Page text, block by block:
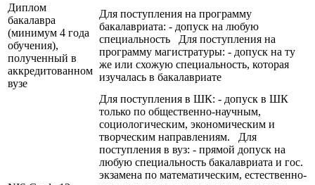
Диплом
бакалавра
(минимум 4 года
обучения),
полученный в
аккредитованном
вузе
Для поступления на программу
бакалавриата: - допуск на любую
специальность Для поступления на
программу магистратуры: - допуск на ту
же или схожую специальность, которая
изучалась в бакалавриате
Для поступления в ШК: - допуск в ШК
только по общественно-научным,
социологическим, экономическим и
творческим направлениям. Для
поступления в вуз: - прямой допуск на
любую специальность бакалавриата и гос.
экзамена по математическим, естественно-